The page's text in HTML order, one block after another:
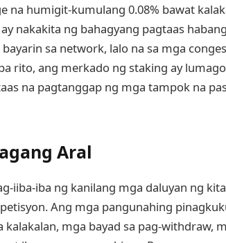
na humigit-kumulang 0.08% bawat
nakakita ng bahagyang pagtaas
sa network, lalo na sa mga
rito, ang merkado ng staking ay
na pagtanggap ng mga tampok na
Aral
iiba-iba ng kanilang mga daluyan ng
Ang mga pangunahing
mga bayad sa pag-withdraw,